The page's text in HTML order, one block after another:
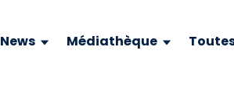
News Médiathèque